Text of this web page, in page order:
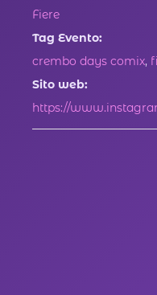
Fiere
Tag Evento:
crembo days comix,
Sito web:
https://